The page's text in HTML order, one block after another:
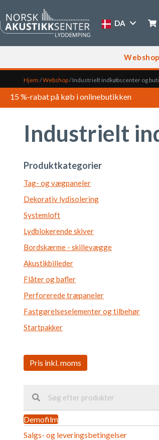
DA
Hjem /Webshop/Industrielt indkøbscenter og
15 %-rabat på køb i onlinebutikken
Industrielt
Produktkategorier
Tag- og vægpaneler
Dekorativ lydisolering
Systemloft
Lydblokerende skiver
Bordskærme - skillevægge
Akustikbilleder
Flåter og bafler
Perforerede træpaneler
Fastgørelseselementer og tilbehør
Startpakker
Demofilm
Salgs- og leveringsbetingelser